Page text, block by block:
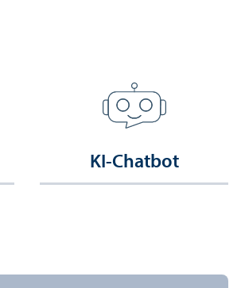
KI-Chatbot